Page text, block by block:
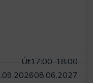
Út17:00-18:00
08.06.2027